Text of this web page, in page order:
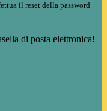
il reset della password
di posta elettronica!